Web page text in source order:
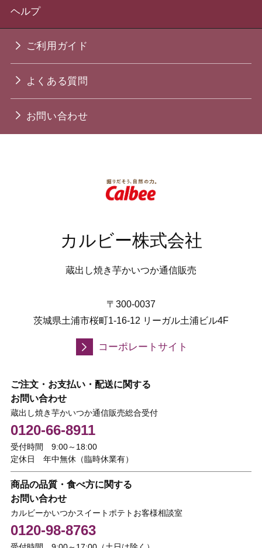
ヘルプ
ご利用ガイド
よくある質問
お問い合わせ
カルビー株式会社
蔵出し焼き芋かいつか通信販売
〒300-0037
茨城県土浦市桜町1-16-12 リーガル土浦ビル4F
コーポレートサイト
ご注文・お支払い・配送に関する
お問い合わせ
蔵出し焼き芋かいつか通信販売総合受付
0120-66-8911
受付時間 9:00～18:00
定休日 年中無休（臨時休業有）
商品の品質・食べ方に関する
お問い合わせ
カルビーかいつかスイートポテトお客様相談室
0120-98-8763